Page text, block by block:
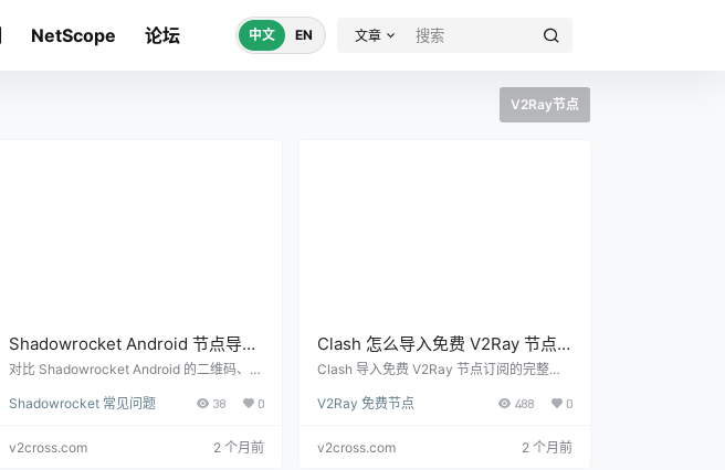
NetScope 论坛 中文 EN 文章
V2Ray节点
Shadowrocket Android 节点导入
方式怎么选？二维码、订阅链接和
对比 Shadowrocket Android 的二维码、剪
方式，帮助新手选择更稳定的节点管理方
Shadowrocket 常见问题 38 0
v2cross.com 2 个月前
Clash 怎么导入免费 V2Ray 节点
订阅？新手完整教程
Clash 导入免费 V2Ray 节点订阅的完整步
式测试、规则模式切换和连接失败排查。
V2Ray 免费节点 488 0
v2cross.com 2 个月前